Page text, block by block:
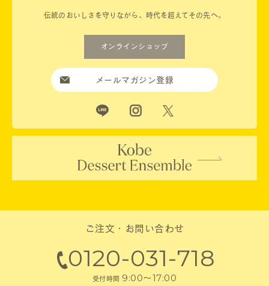
伝統のおいしさを守りながら、時代を超えてその先へ。
オンラインショップ
メールマガジン登録
ご注文・お問い合わせ
0120-031-718
受付時間 9:00～17:00